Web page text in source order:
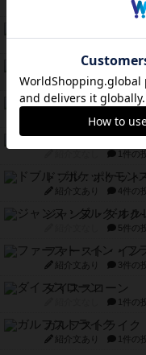
4件の
ギョッと
紹介文あり 1件の
クルティボ
紹介文なし 1件の
ブラヴェスト
1件の
ドブル：ポケット
紹介文あり 4件の
ジャンヌ・ダルク
5件の
ファースト・イン
紹介文あり 3件の
ダイススローン
1件の
ガルフストライク
紹介文あり 1件の